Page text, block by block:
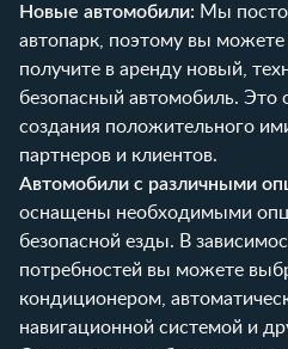
Новые автомобили: Мы
автопарк, поэтому вы
получите в аренду новый,
безопасный автомобиль. Это
создания положительного
партнеров и клиентов.
Автомобили с различными
оснащены необходимыми
безопасной езды. В
потребностей вы можете
кондиционером,
навигационной системой и